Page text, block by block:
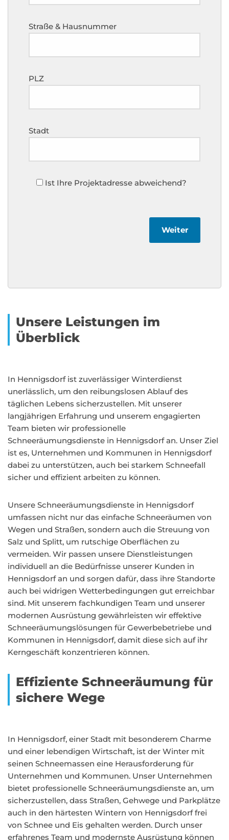
Straße & Hausnummer
PLZ
Stadt
Ist Ihre Projektadresse abweichend?
Weiter
Unsere Leistungen im
Überblick
In Hennigsdorf ist zuverlässiger Winterdienst
unerlässlich, um den reibungslosen Ablauf des
täglichen Lebens sicherzustellen. Mit unserer
langjährigen Erfahrung und unserem engagierten
Team bieten wir professionelle
Schneeräumungsdienste in Hennigsdorf an. Unser Ziel
ist es, Unternehmen und Kommunen in Hennigsdorf
dabei zu unterstützen, auch bei starkem Schneefall
sicher und effizient arbeiten zu können.
Unsere Schneeräumungsdienste in Hennigsdorf
umfassen nicht nur das einfache Schneeräumen von
Wegen und Straßen, sondern auch die Streuung von
Salz und Splitt, um rutschige Oberflächen zu
vermeiden. Wir passen unsere Dienstleistungen
individuell an die Bedürfnisse unserer Kunden in
Hennigsdorf an und sorgen dafür, dass ihre Standorte
auch bei widrigen Wetterbedingungen gut erreichbar
sind. Mit unserem fachkundigen Team und unserer
modernen Ausrüstung gewährleisten wir effektive
Schneeräumungslösungen für Gewerbebetriebe und
Kommunen in Hennigsdorf, damit diese sich auf ihr
Kerngeschäft konzentrieren können.
Effiziente Schneeräumung für
sichere Wege
In Hennigsdorf, einer Stadt mit besonderem Charme
und einer lebendigen Wirtschaft, ist der Winter mit
seinen Schneemassen eine Herausforderung für
Unternehmen und Kommunen. Unser Unternehmen
bietet professionelle Schneeräumungsdienste an, um
sicherzustellen, dass Straßen, Gehwege und Parkplätze
auch in den härtesten Wintern von Hennigsdorf frei
von Schnee und Eis gehalten werden. Durch unser
erfahrenes Team und modernste Ausrüstung können